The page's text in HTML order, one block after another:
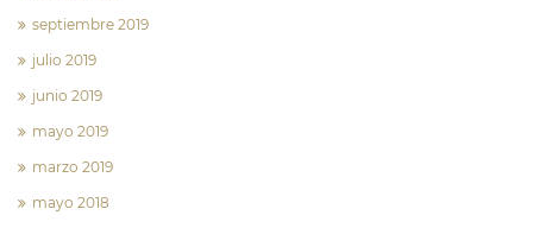
septiembre 2019
julio 2019
junio 2019
mayo 2019
marzo 2019
mayo 2018